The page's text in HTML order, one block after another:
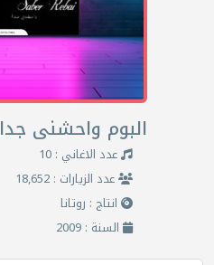
البوم واحشنى جدا
عدد الاغاني : 10
عدد الزيارات : 18,652
انتاج : روتانا
السنة : 2009